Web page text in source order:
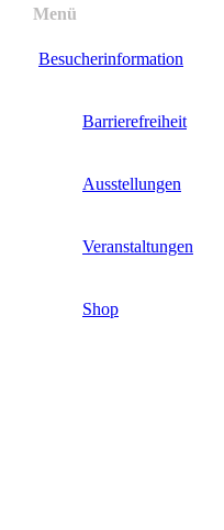
Direkt
Inhalt
Menü
Besucherinformation
Barrierefreiheit
Ausstellungen
Veranstaltungen
Shop